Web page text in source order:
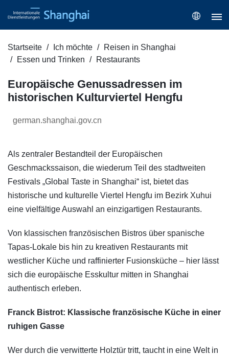
Startseite Ich möchte
Reisen in Shanghai
Essen und Trinken
Restaurants
Europäische Genussadressen im
historischen Kulturviertel Hengfu
german.shanghai.gov.cn
Als zentraler Bestandteil der Europäischen
Geschmackssaison, die wiederum Teil des stadtweiten
Festivals „Global Taste in Shanghai“ ist, bietet das
historische und kulturelle Viertel Hengfu im Bezirk Xuhui
eine vielfältige Auswahl an einzigartigen Restaurants.
Von klassischen französischen Bistros über spanische
Tapas-Lokale bis hin zu kreativen Restaurants mit
westlicher Küche und raffinierter Fusionsküche – hier lässt
sich die europäische Esskultur mitten in Shanghai
authentisch erleben.
Franck Bistrot: Klassische französische Küche in einer
ruhigen Gasse
Wer durch die verwitterte Holztür tritt, taucht in eine Welt in